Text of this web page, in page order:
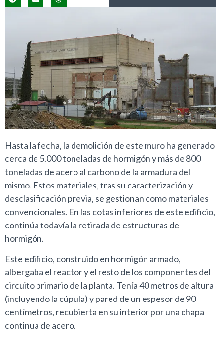
Hasta la fecha, la demolición de este muro ha generado
cerca de 5.000 toneladas de hormigón y más de 800
toneladas de acero al carbono de la armadura del
mismo. Estos materiales, tras su caracterización y
desclasificación previa, se gestionan como materiales
convencionales. En las cotas inferiores de este edificio,
continúa todavía la retirada de estructuras de
hormigón.
Este edificio, construido en hormigón armado,
albergaba el reactor y el resto de los componentes del
circuito primario de la planta. Tenía 40 metros de altura
(incluyendo la cúpula) y pared de un espesor de 90
centímetros, recubierta en su interior por una chapa
continua de acero.